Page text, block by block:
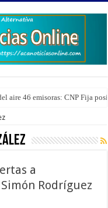
aire 46 emisoras: CNP Fija
a
Rodríguez